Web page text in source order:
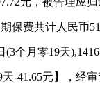
保费共计人民币
(3个月零19天
天-41.65元】，经